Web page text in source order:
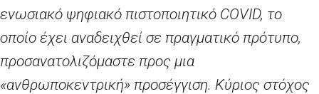
ενωσιακό ψηφιακό πιστοποιητικό COVID, το
οποίο έχει αναδειχθεί σε πραγματικό πρότυπο,
προσανατολιζόμαστε προς μια
«ανθρωποκεντρική» προσέγγιση. Κύριος στόχος